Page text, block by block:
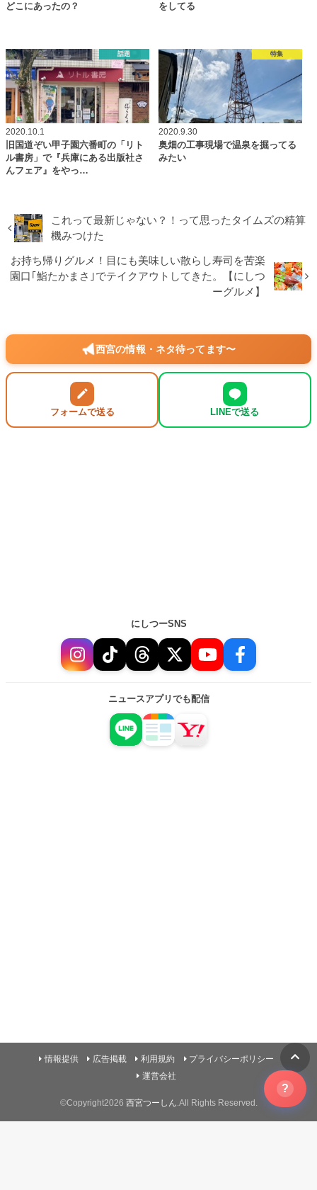
どこにあったの？
をしてる
話題
2020.10.1
旧国道ぞい甲子園六番町の「リト
ル書房」で『兵庫にある出版社さ
んフェア』をやっ…
特集
2020.9.30
奥畑の工事現場で温泉を掘ってる
みたい
これって最新じゃない？！って思ったタイムズの精算
機みつけた
お持ち帰りグルメ！目にも美味しい散らし寿司を苦楽
園口｢鮨たかまさ｣でテイクアウトしてきた。【にしつ
ーグルメ】
西宮の情報・ネタ待ってます〜
フォームで送る LINEで送る
にしつーSNS
ニュースアプリでも配信
情報提供 広告掲載 利用規約
プライバシーポリシー
運営会社
©Copyright2026 西宮つーしん .All Rights Reserved.
?